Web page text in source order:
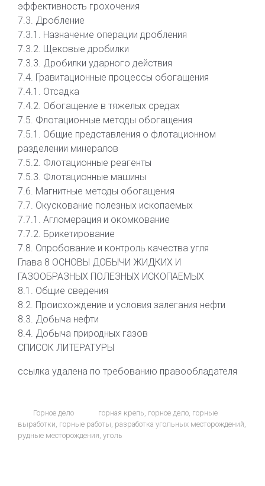
эффективность грохочения
7.3. Дробление
7.3.1. Назначение операции дробления
7.3.2. Щековые дробилки
7.3.3. Дробилки ударного действия
7.4. Гравитационные процессы обогащения
7.4.1. Отсадка
7.4.2. Обогащение в тяжелых средах
7.5. Флотационные методы обогащения
7.5.1. Общие представления о флотационном
разделении минералов
7.5.2. Флотационные реагенты
7.5.3. Флотационные машины
7.6. Магнитные методы обогащения
7.7. Окускование полезных ископаемых
7.7.1. Агломерация и окомкование
7.7.2. Брикетирование
7.8. Опробование и контроль качества угля
Глава 8 ОСНОВЫ ДОБЫЧИ ЖИДКИХ И
ГАЗООБРАЗНЫХ ПОЛЕЗНЫХ ИСКОПАЕМЫХ
8.1. Общие сведения
8.2. Происхождение и условия залегания нефти
8.3. Добыча нефти
8.4. Добыча природных газов
СПИСОК ЛИТЕРАТУРЫ
ссылка удалена по требованию правообладателя
Горное дело горная крепь, горное дело, горные
выработки, горные работы, разработка угольных месторождений,
рудные месторождения, уголь